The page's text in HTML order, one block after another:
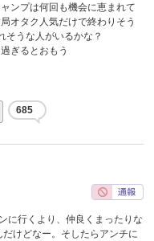
ンプは何回も機会に恵まれて
オタク人気だけで終わりそう
そうな人がいるかな？
ぎるとおもう
685
に行くより、仲良くまったりな
けどなー。そしたらアンチに